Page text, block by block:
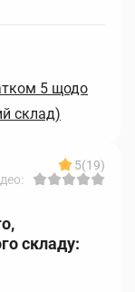
5 щодо
склад)
5(19)
складу: